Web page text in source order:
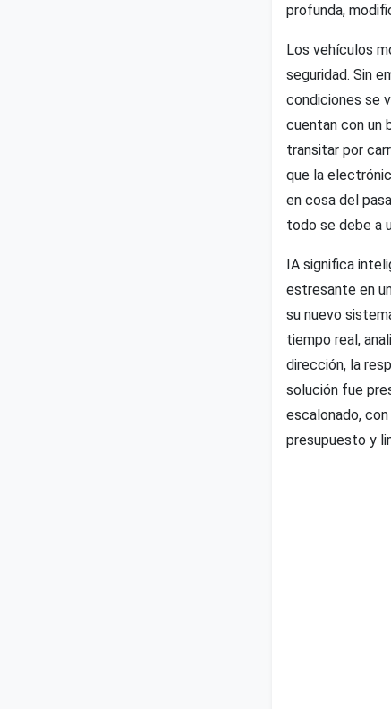
profunda,
Los vehículos
seguridad. Sin
condiciones se
cuentan con un
transitar por
que la
en cosa del
todo se debe a
IA significa
estresante en
su nuevo
tiempo real,
dirección, la
solución fue
escalonado,
presupuesto y